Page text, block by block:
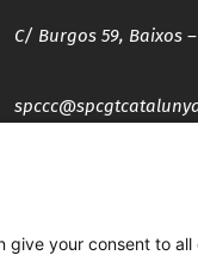
C/ Burgos 59, Baixos
spccc@
your consent to